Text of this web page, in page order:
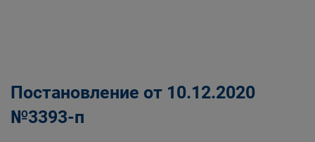
Постановление от 10.12.2020
№3393-п